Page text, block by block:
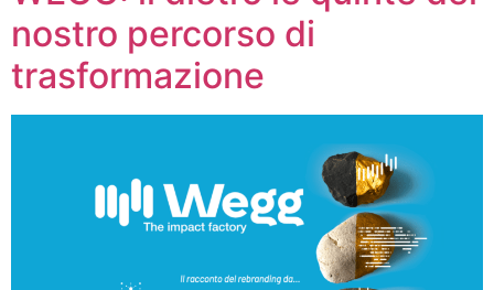
nostro percorso di
trasformazione